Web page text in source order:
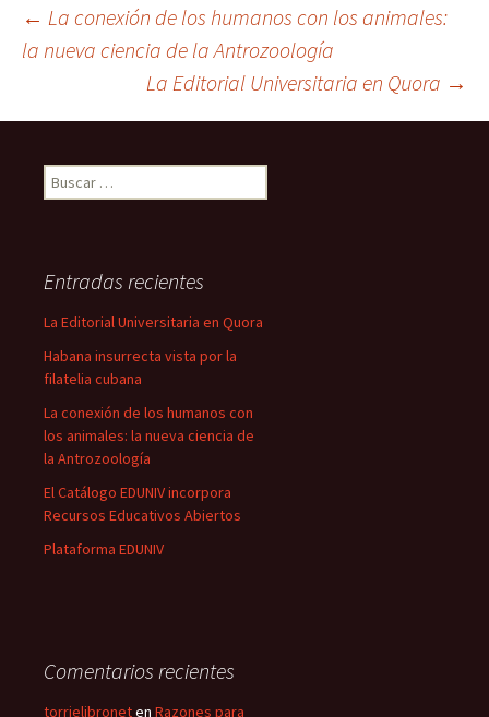
Navegación
entradas
← La conexión de los humanos con los animales:
la nueva ciencia de la Antrozoología
La Editorial Universitaria en Quora →
Buscar:
Entradas recientes
La Editorial Universitaria en Quora
Habana insurrecta vista por la
filatelia cubana
La conexión de los humanos con
los animales: la nueva ciencia de
la Antrozoología
El Catálogo EDUNIV incorpora
Recursos Educativos Abiertos
Plataforma EDUNIV
Comentarios recientes
torrielibroneten Razones para